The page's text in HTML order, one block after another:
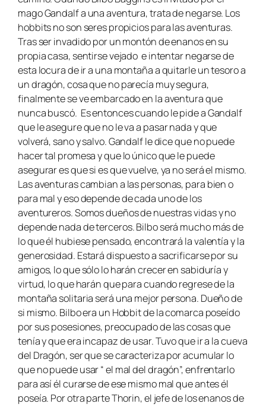
mago Gandalf a una aventura, trata de negarse. Los
hobbits no son seres propicios para las aventuras.
Tras ser invadido por un montón de enanos en su
propia casa, sentirse vejado e intentar negarse de
esta locura de ir a una montaña a quitarle un tesoro a
un dragón, cosa que no parecía muy segura,
finalmente se ve embarcado en la aventura que
nunca buscó. Es entonces cuando le pide a Gandalf
que le asegure que no le va a pasar nada y que
volverá, sano y salvo. Gandalf le dice que no puede
hacer tal promesa y que lo único que le puede
asegurar es que si es que vuelve, ya no será el mismo.
Las aventuras cambian a las personas, para bien o
para mal y eso depende de cada uno de los
aventureros. Somos dueños de nuestras vidas y no
depende nada de terceros. Bilbo será mucho más de
lo que él hubiese pensado, encontrará la valentía y la
generosidad. Estará dispuesto a sacrificarse por su
amigos, lo que sólo lo harán crecer en sabiduría y
virtud, lo que harán que para cuando regrese de la
montaña solitaria será una mejor persona. Dueño de
si mismo. Bilbo era un Hobbit de la comarca poseído
por sus posesiones, preocupado de las cosas que
tenía y que era incapaz de usar. Tuvo que ir a la cueva
del Dragón, ser que se caracteriza por acumular lo
que no puede usar “ el mal del dragón”, enfrentarlo
para así él curarse de ese mismo mal que antes él
poseía. Por otra parte Thorin, el jefe de los enanos de